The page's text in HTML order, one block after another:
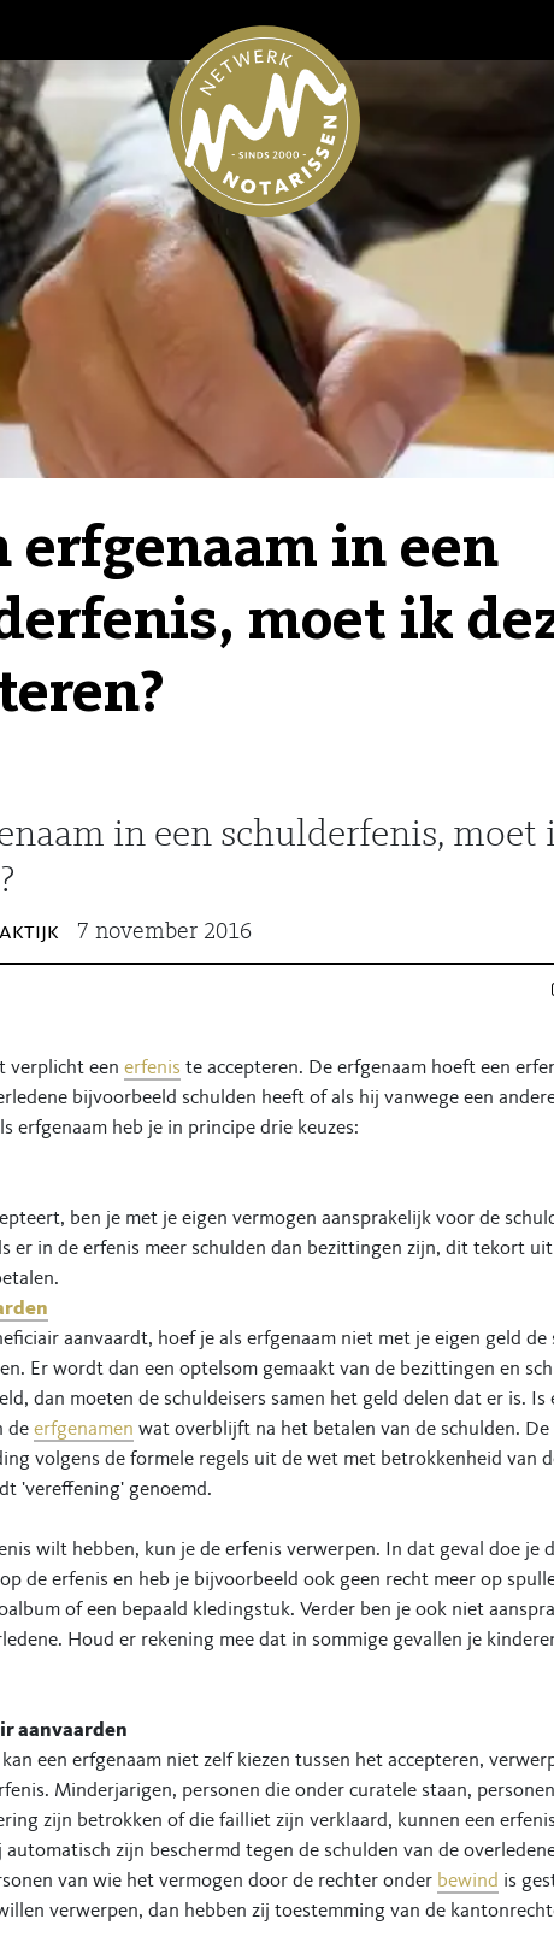
erfgenaam in een
moet ik
in een schulderfenis, moet
7 november 2016
verplicht een erfenis te accepteren. De erfgenaam hoeft een
bijvoorbeeld schulden heeft of als hij vanwege een
erfgenaam heb je in principe drie keuzes:
ben je met je eigen vermogen aansprakelijk voor de
er in de erfenis meer schulden dan bezittingen zijn, dit tekort
aanvaardt, hoef je als erfgenaam niet met je eigen geld
Er wordt dan een optelsom gemaakt van de bezittingen en
dan moeten de schuldeisers samen het geld delen dat er is. Is
de erfgenamen wat overblijft na het betalen van de schulden.
volgens de formele regels uit de wet met betrokkenheid van
'vereffening' genoemd.
wilt hebben, kun je de erfenis verwerpen. In dat geval doe je
de erfenis en heb je bijvoorbeeld ook geen recht meer op
of een bepaald kledingstuk. Verder ben je ook niet
Houd er rekening mee dat in sommige gevallen je
aanvaarden
kan een erfgenaam niet zelf kiezen tussen het accepteren,
Minderjarigen, personen die onder curatele staan,
zijn betrokken of die failliet zijn verklaard, kunnen een
automatisch zijn beschermd tegen de schulden van de
van wie het vermogen door de rechter onder bewind is
verwerpen, dan hebben zij toestemming van de